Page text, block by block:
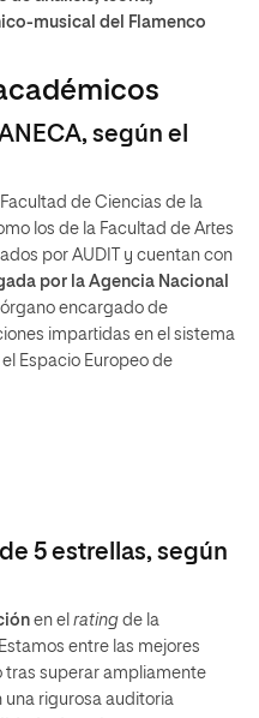
musical del Flamenco
según el
de Ciencias de la
los de la Facultad de Artes
por AUDIT y cuentan con
por la Agencia Nacional
órgano encargado de
impartidas en el sistema
Espacio Europeo de
5 estrellas, según
en el rating de la
entre las mejores
tras superar ampliamente
una rigurosa auditoria